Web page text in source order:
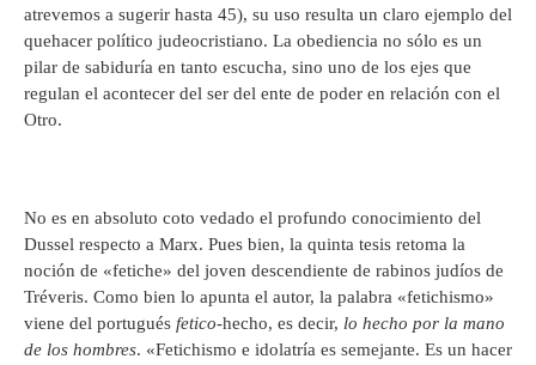
atrevemos a sugerir hasta 45), su uso resulta un claro ejemplo del
quehacer político judeocristiano. La obediencia no sólo es un
pilar de sabiduría en tanto escucha, sino uno de los ejes que
regulan el acontecer del ser del ente de poder en relación con el
Otro.
No es en absoluto coto vedado el profundo conocimiento del
Dussel respecto a Marx. Pues bien, la quinta tesis retoma la
noción de «fetiche» del joven descendiente de rabinos judíos de
Tréveris. Como bien lo apunta el autor, la palabra «fetichismo»
viene del portugués fetico-hecho, es decir, lo hecho por la mano
de los hombres. «Fetichismo e idolatría es semejante. Es un hacer